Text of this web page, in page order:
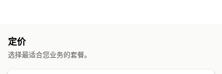
定价
选择最适合您业务的套餐。